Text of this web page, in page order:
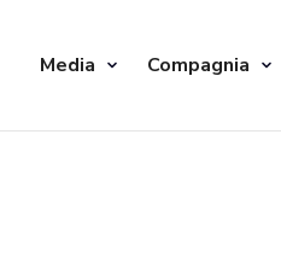
Media Compagnia